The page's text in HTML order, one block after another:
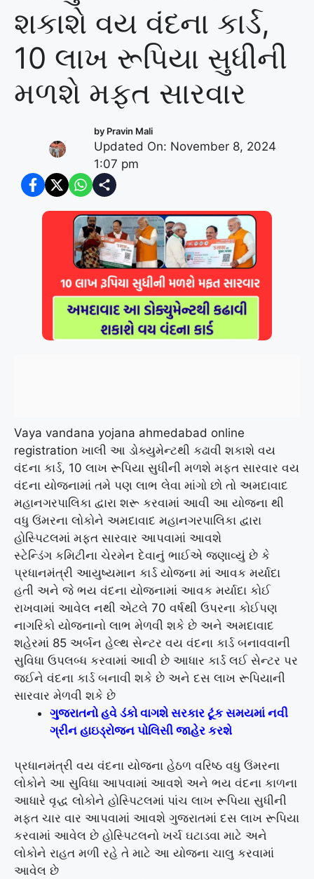
શકાશે વય વંદના કાર્ડ,
10 લાખ રૂપિયા સુધીની
મળશે મફત સારવાર
by Pravin Mali
Updated On: November 8, 2024
1:07 pm
Vaya vandana yojana ahmedabad online
registration ખાલી આ ડોક્યુમેન્ટથી કઢાવી શકાશે વય
વંદના કાર્ડ, 10 લાખ રૂપિયા સુધીની મળશે મફત સારવાર વય
વંદના યોજનામાં તમે પણ લાભ લેવા માંગો છો તો અમદાવાદ
મહાનગરપાલિકા દ્વારા શરૂ કરવામાં આવી આ યોજના થી
વધુ ઉંમરના લોકોને અમદાવાદ મહાનગરપાલિકા દ્વારા
હોસ્પિટલમાં મફત સારવાર આપવામાં આવશે
સ્ટેન્ડિંગ કમિટીના ચેરમેન દેવાનું ભાઈએ જણાવ્યું છે કે
પ્રધાનમંત્રી આયુષ્યમાન કાર્ડ યોજના માં આવક મર્યાદા
હતી અને જે ભય વંદના યોજનામાં આવક મર્યાદા કોઈ
રાખવામાં આવેલ નથી એટલે 70 વર્ષથી ઉપરના કોઈપણ
નાગરિકો યોજનાનો લાભ મેળવી શકે છે અને અમદાવાદ
શહેરમાં 85 અર્બન હેલ્થ સેન્ટર વય વંદના કાર્ડ બનાવવાની
સુવિધા ઉપલબ્ધ કરવામાં આવી છે આધાર કાર્ડ લઈ સેન્ટર પર
જઈને વંદના કાર્ડ બનાવી શકે છે અને દસ લાખ રૂપિયાની
સારવાર મેળવી શકે છે
ગુજરાતનો હવે ડંકો વાગશે સરકાર ટૂંક સમયમાં નવી
ગ્રીન હાઇડ્રોજન પોલિસી જાહેર કરશે
પ્રધાનમંત્રી વય વંદના યોજના હેઠળ વરિષ્ઠ વધુ ઉંમરના
લોકોને આ સુવિધા આપવામાં આવશે અને ભય વંદના કાળના
આધારે વૃદ્ધ લોકોને હોસ્પિટલમાં પાંચ લાખ રૂપિયા સુધીની
મફત ચાર વાર આપવામાં આવશે ગુજરાતમાં દસ લાખ રૂપિયા
કરવામાં આવેલ છે હોસ્પિટલનો ખર્ચ ઘટાડવા માટે અને
લોકોને રાહત મળી રહે તે માટે આ યોજના ચાલુ કરવામાં
આવેલ છે